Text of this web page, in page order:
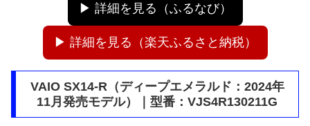
▶ 詳細を見る（ふるなび）
▶ 詳細を見る（楽天ふるさと納税）
VAIO SX14-R（ディープエメラルド：2024年
11月発売モデル）｜型番：VJS4R130211G